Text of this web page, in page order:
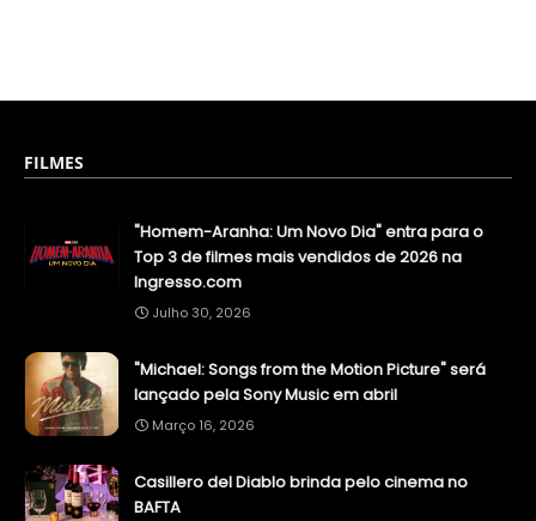
FILMES
"Homem-Aranha: Um Novo Dia" entra para o
Top 3 de filmes mais vendidos de 2026 na
Ingresso.com
Julho 30, 2026
"Michael: Songs from the Motion Picture" será
lançado pela Sony Music em abril
Março 16, 2026
Casillero del Diablo brinda pelo cinema no
BAFTA